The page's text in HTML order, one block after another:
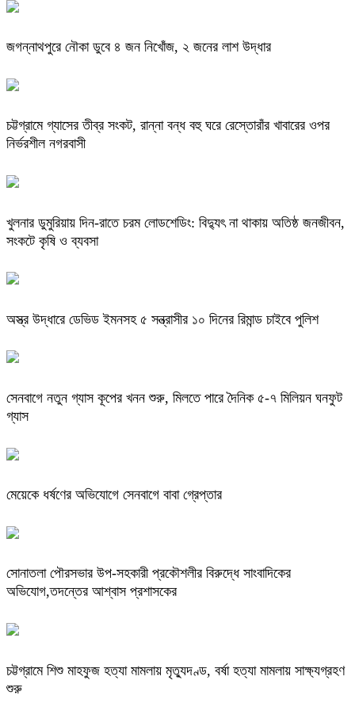
জগন্নাথপুরে নৌকা ডুবে ৪ জন নিখোঁজ, ২ জনের লাশ উদ্ধার
চট্টগ্রামে গ্যাসের তীব্র সংকট, রান্না বন্ধ বহু ঘরে রেস্তোরাঁর খাবারের ওপর
নির্ভরশীল নগরবাসী
খুলনার ডুমুরিয়ায় দিন-রাতে চরম লোডশেডিং: বিদ্যুৎ না থাকায় অতিষ্ঠ জনজীবন,
সংকটে কৃষি ও ব্যবসা
অস্ত্র উদ্ধারে ডেভিড ইমনসহ ৫ সন্ত্রাসীর ১০ দিনের রিমান্ড চাইবে পুলিশ
সেনবাগে নতুন গ্যাস কূপের খনন শুরু, মিলতে পারে দৈনিক ৫-৭ মিলিয়ন ঘনফুট
গ্যাস
মেয়েকে ধর্ষণের অভিযোগে সেনবাগে বাবা গ্রেপ্তার
সোনাতলা পৌরসভার উপ-সহকারী প্রকৌশলীর বিরুদ্ধে সাংবাদিকের
অভিযোগ,তদন্তের আশ্বাস প্রশাসকের
চট্টগ্রামে শিশু মাহফুজ হত্যা মামলায় মৃত্যুদণ্ড, বর্ষা হত্যা মামলায় সাক্ষ্যগ্রহণ
শুরু